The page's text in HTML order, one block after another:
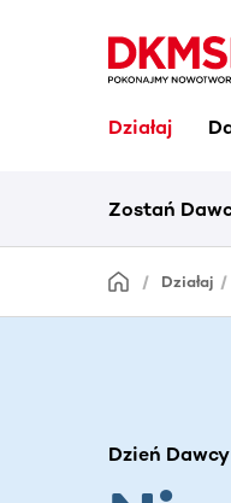
Działaj
Zostań
Działaj
Dzień